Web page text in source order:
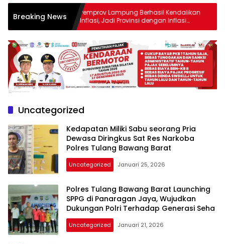
antara
lain
mampu
menjadi
tempat
komunikasi
usaha
(beriklan),
fokus
pada
pemberitaan
nasional
maupun
international,
bernuansa
dan
dinamis,
memiliki
kisaran
harga
Breaking NewsPemprov Lampung Berhasil Kendalikan
Inflasi, Jadi Provinsi dengan Inflasi
Terendah di Sumatera
Uncategorized
Kedapatan Miliki Sabu seorang Pria
Dewasa Diringkus Sat Res Narkoba
Polres Tulang Bawang Barat
Uncategorized Januari 25, 2026
Polres Tulang Bawang Barat Launching
SPPG di Panaragan Jaya, Wujudkan
Dukungan Polri Terhadap Generasi Seha
Uncategorized Januari 21, 2026